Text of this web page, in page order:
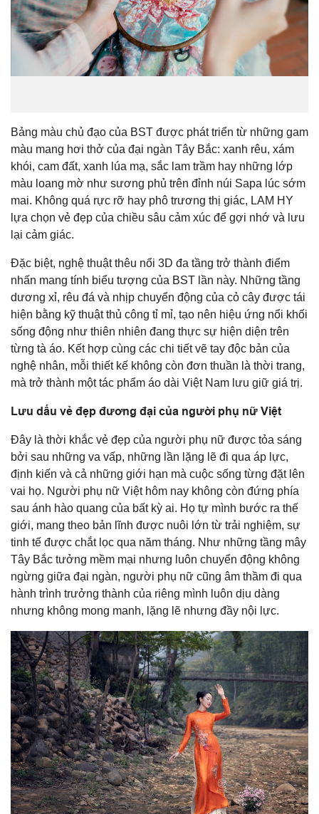
Bảng màu chủ đạo của BST được phát triển từ những gam
màu mang hơi thở của đại ngàn Tây Bắc: xanh rêu, xám
khói, cam đất, xanh lúa mạ, sắc lam trầm hay những lớp
màu loang mờ như sương phủ trên đỉnh núi Sapa lúc sớm
mai. Không quá rực rỡ hay phô trương thị giác, LAM HY
lựa chọn vẻ đẹp của chiều sâu cảm xúc để gợi nhớ và lưu
lại cảm giác.
Đặc biệt, nghệ thuật thêu nổi 3D đa tầng trở thành điểm
nhấn mang tính biểu tượng của BST lần này. Những tầng
dương xỉ, rêu đá và nhịp chuyển động của cỏ cây được tái
hiện bằng kỹ thuật thủ công tỉ mỉ, tạo nên hiệu ứng nổi khối
sống động như thiên nhiên đang thực sự hiện diện trên
từng tà áo. Kết hợp cùng các chi tiết vẽ tay độc bản của
nghệ nhân, mỗi thiết kế không còn đơn thuần là thời trang,
mà trở thành một tác phẩm áo dài Việt Nam lưu giữ giá trị.
Lưu dấu vẻ đẹp đương đại của người phụ nữ Việt
Đây là thời khắc vẻ đẹp của người phụ nữ được tỏa sáng
bởi sau những va vấp, những lần lặng lẽ đi qua áp lực,
định kiến và cả những giới hạn mà cuộc sống từng đặt lên
vai họ. Người phụ nữ Việt hôm nay không còn đứng phía
sau ánh hào quang của bất kỳ ai. Họ tự mình bước ra thế
giới, mang theo bản lĩnh được nuôi lớn từ trải nghiệm, sự
tinh tế được chắt lọc qua năm tháng. Như những tầng mây
Tây Bắc tưởng mềm mại nhưng luôn chuyển động không
ngừng giữa đại ngàn, người phụ nữ cũng âm thầm đi qua
hành trình trưởng thành của riêng mình luôn dịu dàng
nhưng không mong manh, lặng lẽ nhưng đầy nội lực.